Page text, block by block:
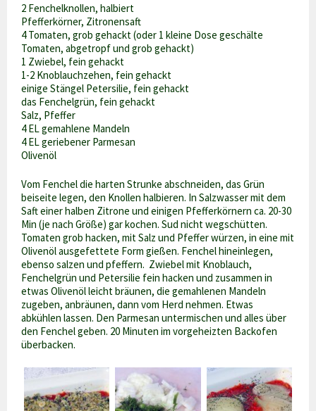
2 Fenchelknollen, halbiert
Pfefferkörner, Zitronensaft
4 Tomaten, grob gehackt (oder 1 kleine Dose geschälte
Tomaten, abgetropf und grob gehackt)
1 Zwiebel, fein gehackt
1-2 Knoblauchzehen, fein gehackt
einige Stängel Petersilie, fein gehackt
das Fenchelgrün, fein gehackt
Salz, Pfeffer
4 EL gemahlene Mandeln
4 EL geriebener Parmesan
Olivenöl
Vom Fenchel die harten Strunke abschneiden, das Grün
beiseite legen, den Knollen halbieren. In Salzwasser mit dem
Saft einer halben Zitrone und einigen Pfefferkörnern ca. 20-30
Min (je nach Größe) gar kochen. Sud nicht wegschütten.
Tomaten grob hacken, mit Salz und Pfeffer würzen, in eine mit
Olivenöl ausgefettete Form gießen. Fenchel hineinlegen,
ebenso salzen und pfeffern. Zwiebel mit Knoblauch,
Fenchelgrün und Petersilie fein hacken und zusammen in
etwas Olivenöl leicht bräunen, die gemahlenen Mandeln
zugeben, anbräunen, dann vom Herd nehmen. Etwas
abkühlen lassen. Den Parmesan untermischen und alles über
den Fenchel geben. 20 Minuten im vorgeheizten Backofen
überbacken.